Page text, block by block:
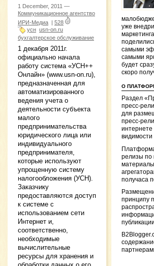
1 December, 2011 —
Коммуникационное агентство
ИРИ-Медиа | 528
усн usn-on.ru
бухгалтерское обслуживание
1 декабря 2011г.
официально начала
работу система «УСН++
Онлайн» (www.usn-on.ru),
предназначенная для
автоматизированного
ведения учета о
деятельности субъекта
малого
предпринимательства
юридического лица или
индивидуального
предпринимателя,
которые используют
упрощенную систему
налогообложения (УСН).
Заказчику
предоставляются доступ
к системе с
использованием сети
Интернет и,
соответственно,
необходимые
вычислительные
ресурсы для хранения и
уже
самыми
самыми
будет
скоро
О
Раздел
пресс-
для
пресс-
видимости
релизы по
получаса
принципу